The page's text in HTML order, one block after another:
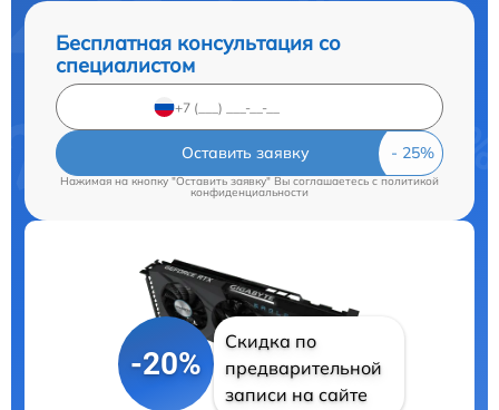
Бесплатная консультация со
специалистом
Оставить заявку
Нажимая на кнопку "Оставить заявку" Вы соглашаетесь c политикой
конфиденциальности
-20%
Скидка по
предварительной
записи на сайте